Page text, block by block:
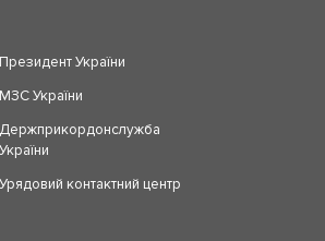
Президент України
МЗС України
Держприкордонслужба
України
Урядовий контактний центр